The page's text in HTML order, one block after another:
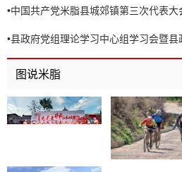
•中国共产党米脂县城郊镇第三次代表大
•县政府党组理论学习中心组学习会暨
召开
图说米脂